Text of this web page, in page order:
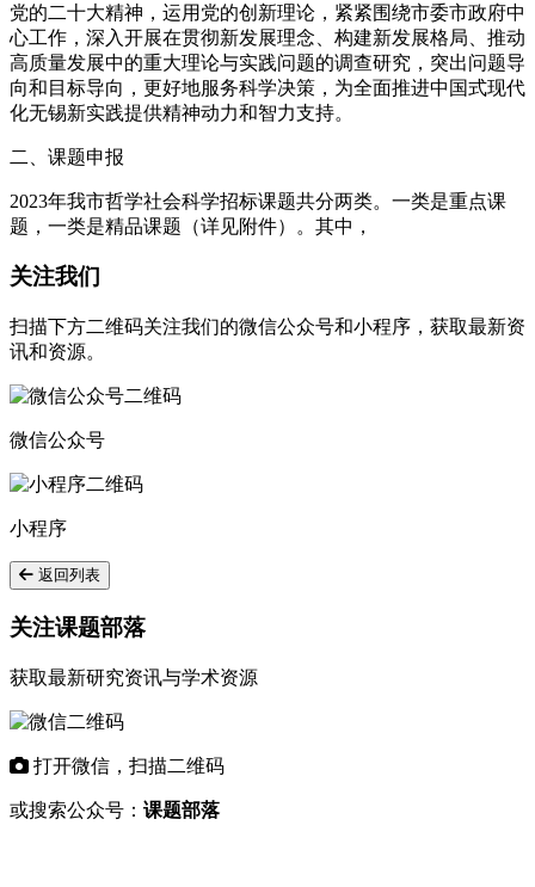
党的二十大精神，运用党的创新理论，紧紧围绕市委市政府中
心工作，深入开展在贯彻新发展理念、构建新发展格局、推动
高质量发展中的重大理论与实践问题的调查研究，突出问题导
向和目标导向，更好地服务科学决策，为全面推进中国式现代
化无锡新实践提供精神动力和智力支持。
二、课题申报
2023年我市哲学社会科学招标课题共分两类。一类是重点课
题，一类是精品课题（详见附件）。其中，
关注我们
扫描下方二维码关注我们的微信公众号和小程序，获取最新资
讯和资源。
微信公众号
小程序
返回列表
关注课题部落
获取最新研究资讯与学术资源
打开微信，扫描二维码
或搜索公众号： 课题部落